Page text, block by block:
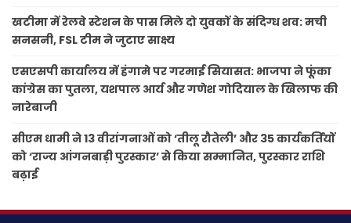
खटीमा में रेलवे स्टेशन के पास मिले दो युवकों के संदिग्ध शव: मची
सनसनी, FSL टीम ने जुटाए साक्ष्य
एसएसपी कार्यालय में हंगामे पर गरमाई सियासत: भाजपा ने फूंका
कांग्रेस का पुतला, यशपाल आर्य और गणेश गोदियाल के खिलाफ की
नारेबाजी
सीएम धामी ने 13 वीरांगनाओं को ‘तीलू रौतेली’ और 35 कार्यकर्तियों
को ‘राज्य आंगनबाड़ी पुरस्कार’ से किया सम्मानित, पुरस्कार राशि
बढ़ाई